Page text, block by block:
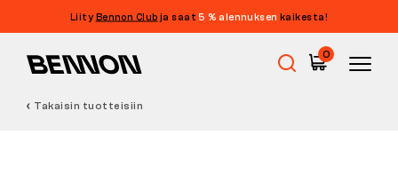
Liity Bennon Club ja saat 5 % alennuksen kaikesta!
0
Takaisin tuotteisiin